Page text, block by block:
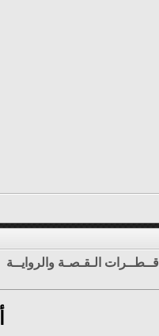
قــطــرات الـقـصـة والروايــة